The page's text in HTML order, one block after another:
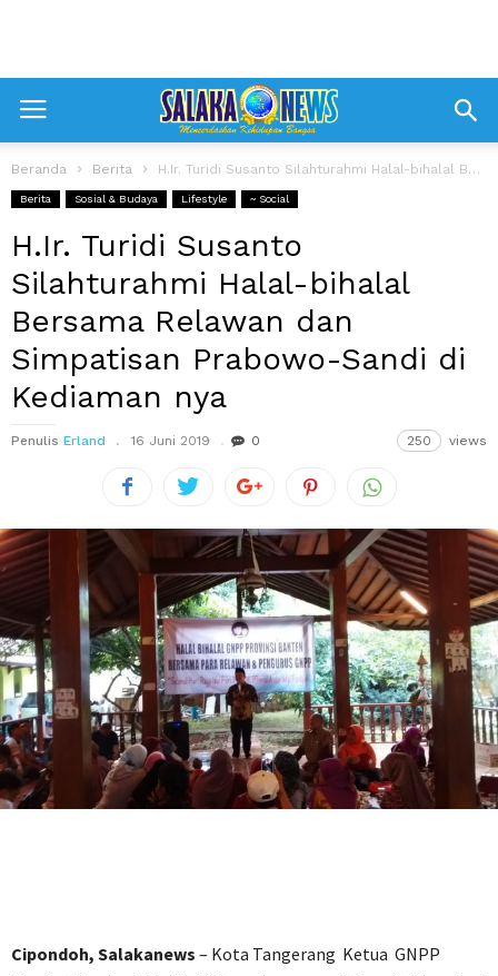
Beranda Berita H.Ir. Turidi Susanto Silahturahmi Halal-bihalal Bersama Relawan dan Simpatisan Prabowo-Sandi di Kediaman...
Berita Sosial & Budaya Lifestyle ~ Social
H.Ir. Turidi Susanto
Silahturahmi Halal-bihalal
Bersama Relawan dan
Simpatisan Prabowo-Sandi di
Kediaman nya
Penulis Erland 16 Juni 2019 0 250 views
Cipondoh, Salakanews – Kota Tangerang Ketua GNPP